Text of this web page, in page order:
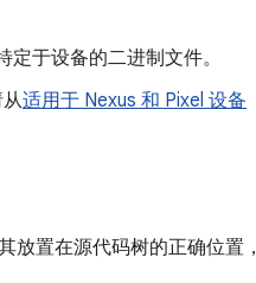
于设备的二进制文件。
适用于 Nexus 和 Pixel 设备
放置在源代码树的正确位置，